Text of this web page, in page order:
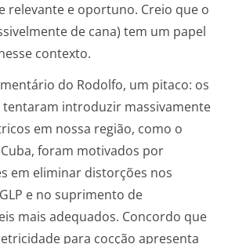
relevante e oportuno. Creio que o
de cana) tem um papel
contexto.
do Rodolfo, um pitaco: os
tentaram introduzir massivamente
em nossa região, como o
foram motivados por
em eliminar distorções nos
e no suprimento de
mais adequados. Concordo que
para cocção apresenta